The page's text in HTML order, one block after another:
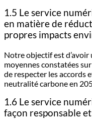
1.5 Le service
en matière de
propres impacts
Notre objectif est
moyennes constatées
de respecter les accords
neutralité carbone en
1.6 Le service
façon responsable